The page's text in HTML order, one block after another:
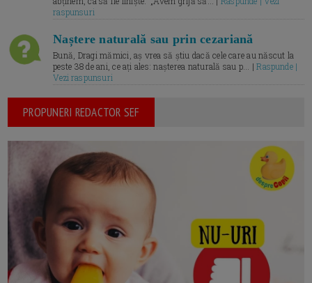
raspunsuri
Naștere naturală sau prin cezariană
Bună, Dragi mămici, aș vrea să știu dacă cele care au născut la
peste 38 de ani, ce ați ales: nașterea naturală sau p... |Raspunde |
Vezi raspunsuri
PROPUNERI REDACTOR SEF